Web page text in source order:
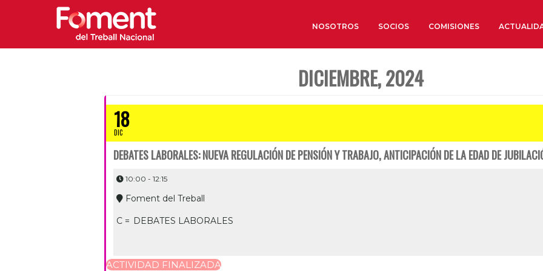
NOSOTROS
Institut d’Estudis
SOCIOS COMISIONES
DICIEMBRE, 2024
18
DIC
DEBATES LABORALES: NUEVA REGULACIÓN DE PENSIÓN Y TRABAJO, ANTICIPACIÓN DE LA EDAD DE
10:00 - 12:15
Foment del Treball
C = DEBATES LABORALES
ACTIVIDAD FINALIZADA